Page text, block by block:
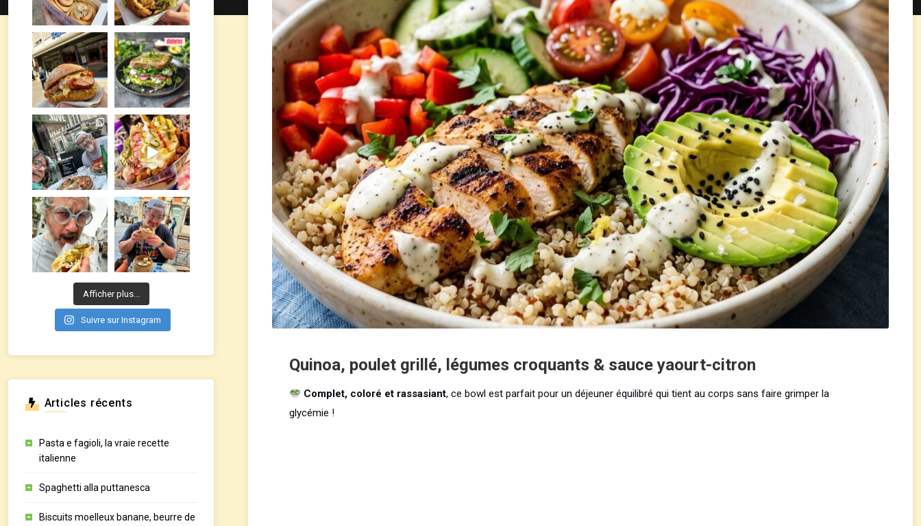
Quinoa, poulet grillé, légumes croquants & sauce yaourt-citron
Complet, coloré et rassasiant, ce bowl est parfait pour un déjeuner équilibré qui tient au corps sans faire grimper la
glycémie !
Afficher plus...
Suivre sur Instagram
Articles récents
Pasta e fagioli, la vraie recette
italienne
Spaghetti alla puttanesca
Biscuits moelleux banane, beurre de